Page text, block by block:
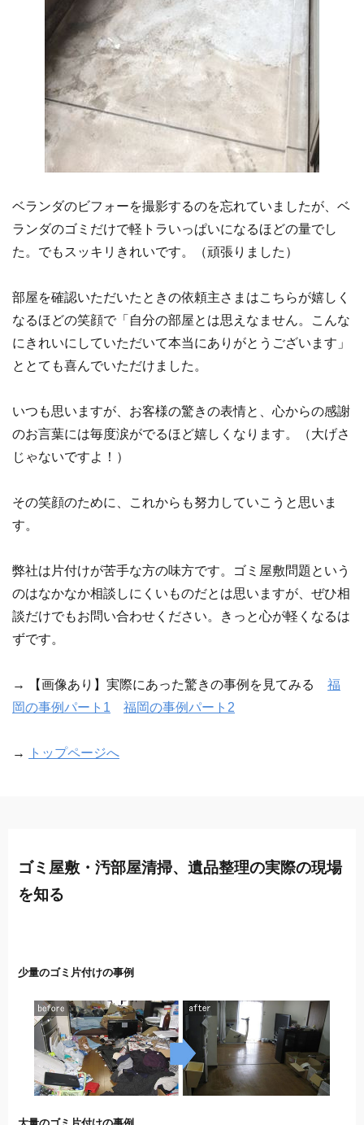
ベランダのビフォーを撮影するのを忘れていましたが、ベ
ランダのゴミだけで軽トラいっぱいになるほどの量でし
た。でもスッキリきれいです。（頑張りました）
部屋を確認いただいたときの依頼主さまはこちらが嬉しく
なるほどの笑顔で「自分の部屋とは思えなません。こんな
にきれいにしていただいて本当にありがとうございます」
ととても喜んでいただけました。
いつも思いますが、お客様の驚きの表情と、心からの感謝
のお言葉には毎度涙がでるほど嬉しくなります。（大げさ
じゃないですよ！）
その笑顔のために、これからも努力していこうと思いま
す。
弊社は片付けが苦手な方の味方です。ゴミ屋敷問題という
のはなかなか相談しにくいものだとは思いますが、ぜひ相
談だけでもお問い合わせください。きっと心が軽くなるは
ずです。
→ 【画像あり】実際にあった驚きの事例を見てみる 福
岡の事例パート1
福岡の事例パート2
→ トップページへ
ゴミ屋敷・汚部屋清掃、遺品整理の実際の現場
を知る
少量のゴミ片付けの事例